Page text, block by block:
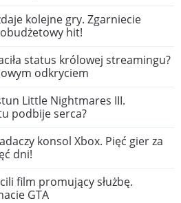
kolejne gry. Zgarniecie
hit!
status królowej streamingu?
odkryciem
Little Nightmares III.
podbije serca?
konsol Xbox. Pięć gier za
dni!
film promujący służbę.
GTA